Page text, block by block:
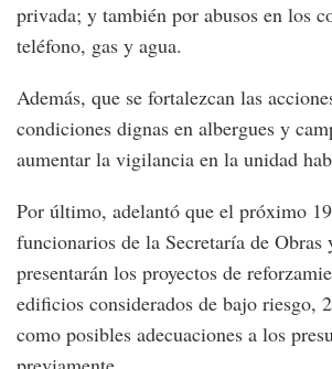
privada; y también por abusos en los
teléfono, gas y agua.
Además, que se fortalezcan las
condiciones dignas en albergues y
aumentar la vigilancia en la unidad
Por último, adelantó que el próximo
funcionarios de la Secretaría de Obras
presentarán los proyectos de
edificios considerados de bajo riesgo,
como posibles adecuaciones a los